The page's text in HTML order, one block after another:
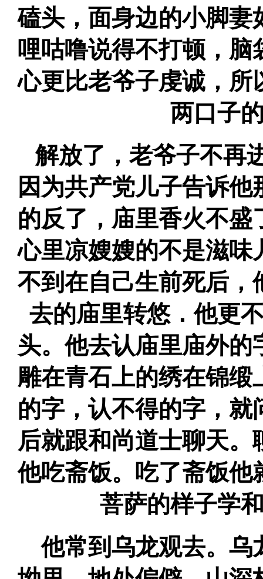
磕头，面身边的小脚妻
哩咕噜说得不打顿，
心更比老爷子虔诚，所
两口子
解放了，老爷子不再
因为共产党儿子告诉
的反了，庙里香火不
心里凉嫂嫂的不是滋味
不到在自己生前死后，
去的庙里转悠．他更
头。他去认庙里庙外
雕在青石上的绣在锦
的字，认不得的字，
后就跟和尚道士聊天
他吃斋饭。吃了斋饭他
菩萨的样子学
他常到乌龙观去。乌